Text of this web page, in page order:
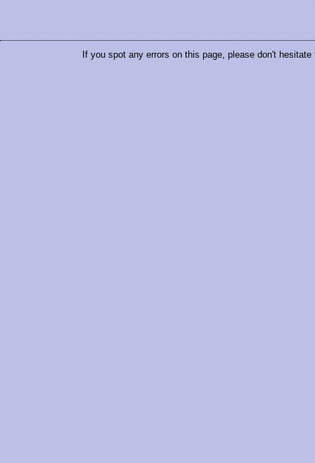
If you spot any errors on this page, please don't